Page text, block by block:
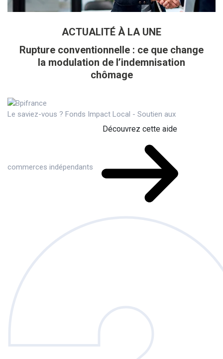
ACTUALITÉ À LA UNE
Rupture conventionnelle : ce que change
la modulation de l’indemnisation
chômage
Le saviez-vous ? Fonds Impact Local - Soutien aux
commerces indépendants
Découvrez cette aide